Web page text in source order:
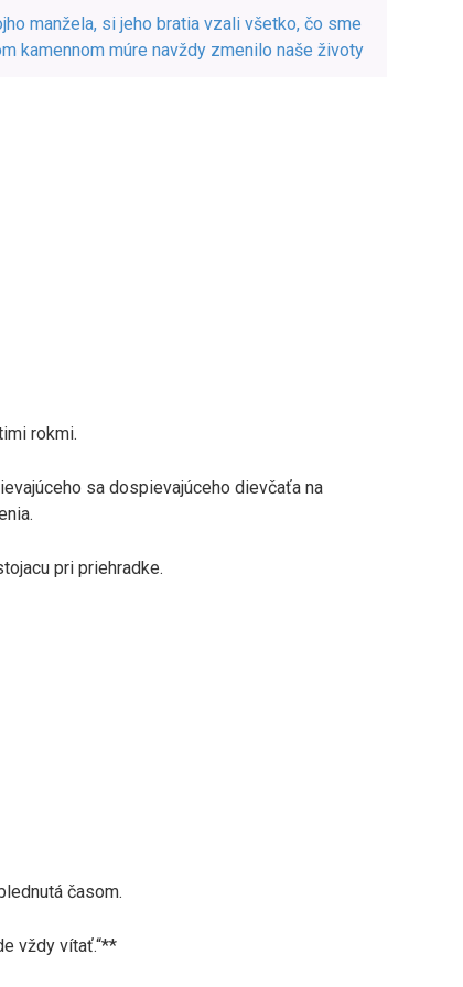
manžela, si jeho bratia vzali všetko, čo sme
kamennom múre navždy zmenilo naše životy
rokmi.
sa dospievajúceho dievčaťa na
pri priehradke.
časom.
vždy vítať.“**